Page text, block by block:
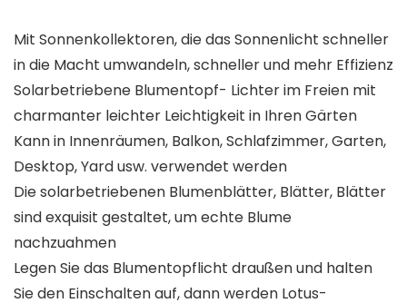
Mit Sonnenkollektoren, die das Sonnenlicht schneller
in die Macht umwandeln, schneller und mehr Effizienz
Solarbetriebene Blumentopf- Lichter im Freien mit
charmanter leichter Leichtigkeit in Ihren Gärten
Kann in Innenräumen, Balkon, Schlafzimmer, Garten,
Desktop, Yard usw. verwendet werden
Die solarbetriebenen Blumenblätter, Blätter, Blätter
sind exquisit gestaltet, um echte Blume
nachzuahmen
Legen Sie das Blumentopflicht draußen und halten
Sie den Einschalten auf, dann werden Lotus-